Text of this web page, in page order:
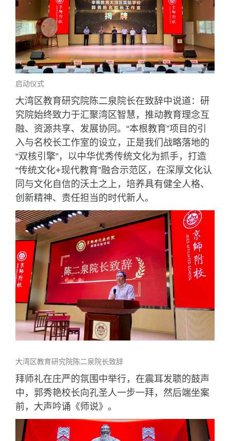
启动仪式
大湾区教育研究院陈二泉院长在致辞中说道：研
究院始终致力于汇聚湾区智慧，推动教育理念互
融、资源共享、发展协同。“本根教育”项目的引
入与名校长工作室的设立，正是我们战略落地的
“双核引擎”，以中华优秀传统文化为抓手，打造
“传统文化+现代教育”融合示范区，在深厚文化认
同与文化自信的沃土之上，培养具有健全人格、
创新精神、责任担当的时代新人。
大湾区教育研究院陈二泉院长致辞
拜师礼在庄严的氛围中举行，在震耳发聩的鼓声
中，郭秀艳校长向孔圣人一步一拜，然后端坐案
前，大声吟诵《师说》。